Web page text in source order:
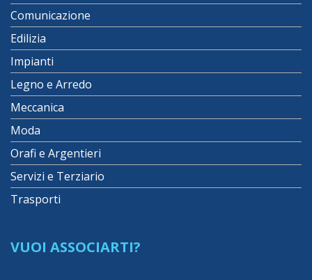
Comunicazione
Edilizia
Impianti
Legno e Arredo
Meccanica
Moda
Orafi e Argentieri
Servizi e Terziario
Trasporti
VUOI ASSOCIARTI?